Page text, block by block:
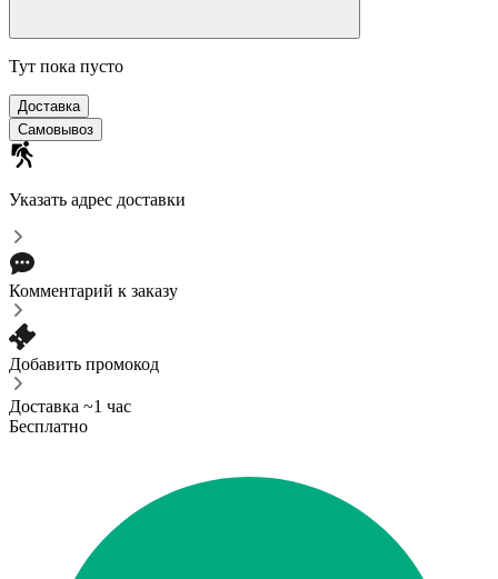
Тут пока пусто
Доставка
Самовывоз
Указать адрес доставки
Комментарий к заказу
Добавить промокод
Доставка ~1 час
Бесплатно